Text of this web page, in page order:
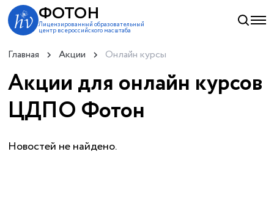
ФОТОН
Лицензированный образовательный
центр всероссийского масштаба
Главная Акции Онлайн курсы
Акции для онлайн курсов
ЦДПО Фотон
Новостей не найдено.